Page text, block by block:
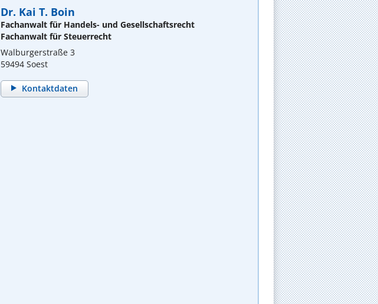
Dr. Kai T. Boin
Fachanwalt für Handels- und Gesellschaftsrecht
Fachanwalt für Steuerrecht
Walburgerstraße 3
59494 Soest
Kontaktdaten